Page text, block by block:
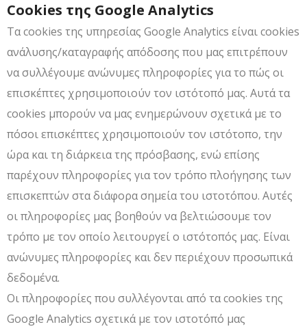
Cookies της Google Analytics
Τα cookies της υπηρεσίας Google Analytics είναι cookies
ανάλυσης/καταγραφής απόδοσης που μας επιτρέπουν
να συλλέγουμε ανώνυμες πληροφορίες για το πώς οι
επισκέπτες χρησιμοποιούν τον ιστότοπό μας. Αυτά τα
cookies μπορούν να μας ενημερώνουν σχετικά με το
πόσοι επισκέπτες χρησιμοποιούν τον ιστότοπο, την
ώρα και τη διάρκεια της πρόσβασης, ενώ επίσης
παρέχουν πληροφορίες για τον τρόπο πλοήγησης των
επισκεπτών στα διάφορα σημεία του ιστοτόπου. Αυτές
οι πληροφορίες μας βοηθούν να βελτιώσουμε τον
τρόπο με τον οποίο λειτουργεί ο ιστότοπός μας. Είναι
ανώνυμες πληροφορίες και δεν περιέχουν προσωπικά
δεδομένα.
Οι πληροφορίες που συλλέγονται από τα cookies της
Google Analytics σχετικά με τον ιστοτόπό μας